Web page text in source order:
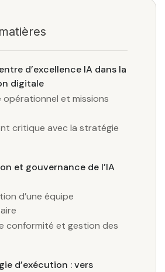
d’excellence IA dans la
digitale
opérationnel et missions
critique avec la stratégie
et gouvernance de l’IA
d’une équipe
conformité et gestion des
d’exécution : vers